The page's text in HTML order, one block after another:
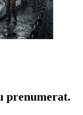
prenumerat.